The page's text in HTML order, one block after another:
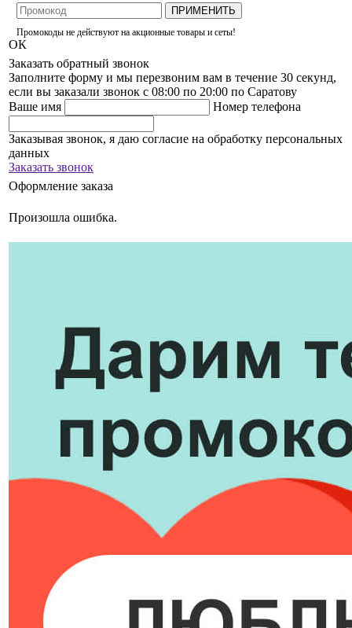
ПРИМЕНИТЬ
Промокоды не действуют на акционные товары и сеты!
ОК
Заказать обратный звонок
Заполните форму и мы перезвоним вам в течение 30 секунд,
если вы заказали звонок с 08:00 по 20:00 по Саратову
Ваше имя
Номер телефона
Заказывая звонок, я даю согласие на обработку персональных
данных
Заказать звонок
Оформление заказа
Произошла ошибка.